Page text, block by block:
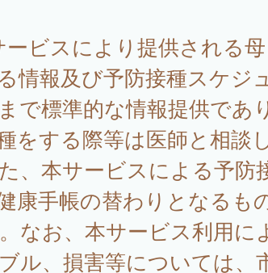
ビスにより提供される
情報及び予防接種スケジ
で標準的な情報提供であ
をする際等は医師と相談
、本サービスによる予防
康手帳の替わりとなるも
なお、本サービス利用に
ル、損害等については、